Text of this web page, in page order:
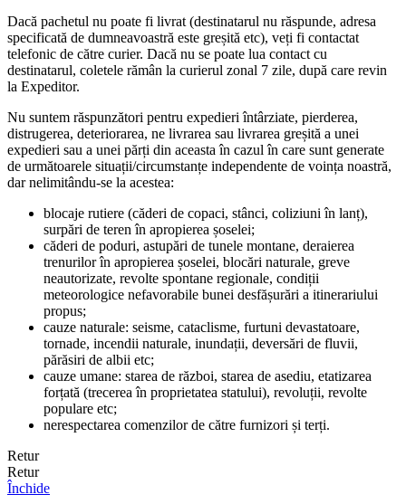
Dacă pachetul nu poate fi livrat (destinatarul nu răspunde, adresa
specificată de dumneavoastră este greșită etc), veți fi contactat
telefonic de către curier. Dacă nu se poate lua contact cu
destinatarul, coletele rămân la curierul zonal 7 zile, după care revin
la Expeditor.
Nu suntem răspunzători pentru expedieri întârziate, pierderea,
distrugerea, deteriorarea, ne livrarea sau livrarea greșită a unei
expedieri sau a unei părți din aceasta în cazul în care sunt generate
de următoarele situații/circumstanțe independente de voința noastră,
dar nelimitându-se la acestea:
blocaje rutiere (căderi de copaci, stânci, coliziuni în lanț),
surpări de teren în apropierea șoselei;
căderi de poduri, astupări de tunele montane, deraierea
trenurilor în apropierea șoselei, blocări naturale, greve
neautorizate, revolte spontane regionale, condiții
meteorologice nefavorabile bunei desfășurări a itinerariului
propus;
cauze naturale: seisme, cataclisme, furtuni devastatoare,
tornade, incendii naturale, inundații, deversări de fluvii,
părăsiri de albii etc;
cauze umane: starea de război, starea de asediu, etatizarea
forțată (trecerea în proprietatea statului), revoluții, revolte
populare etc;
nerespectarea comenzilor de către furnizori și terți.
Retur
Retur
Închide